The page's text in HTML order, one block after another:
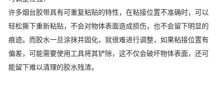
许多烟台胶带具有可重复粘贴的特性，在粘接位置不准确时，可以
轻松撕下重新粘贴，不会对物体表面造成损伤，也不会留下明显的
痕迹。而胶水一旦涂抹并固化，就很难进行调整，如果粘接位置有
偏差，可能需要使用工具将其铲除，这不仅会破坏物体表面，还可
能留下难以清理的胶水残渣。